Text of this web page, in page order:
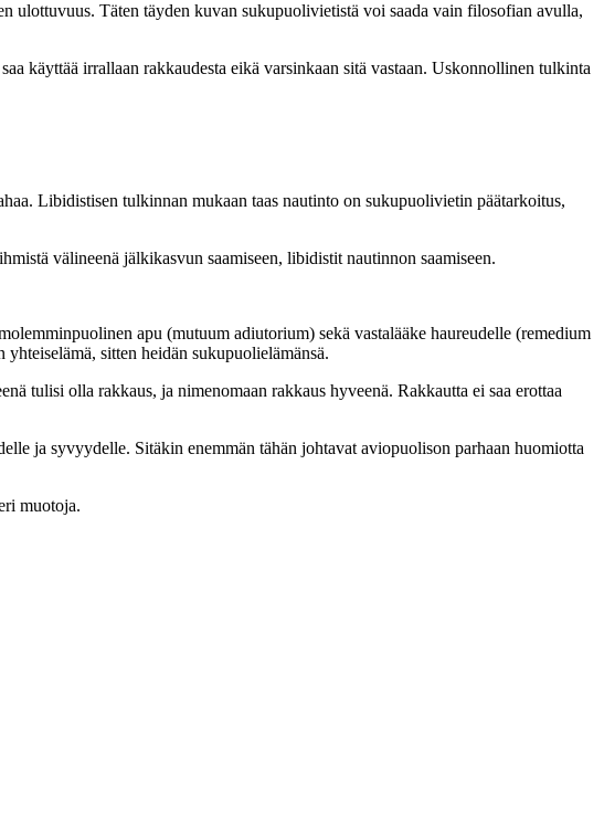
ulottuvuus. Täten täyden kuvan sukupuolivietistä voi saada vain filosofian avulla,
käyttää irrallaan rakkaudesta eikä varsinkaan sitä vastaan. Uskonnollinen tulkinta
Libidistisen tulkinnan mukaan taas nautinto on sukupuolivietin päätarkoitus,
välineenä jälkikasvun saamiseen, libidistit nautinnon saamiseen.
apu (mutuum adiutorium) sekä vastalääke haureudelle (remedium
sitten heidän sukupuolielämänsä.
tulisi olla rakkaus, ja nimenomaan rakkaus hyveenä. Rakkautta ei saa erottaa
ja syvyydelle. Sitäkin enemmän tähän johtavat aviopuolison parhaan huomiotta
muotoja.